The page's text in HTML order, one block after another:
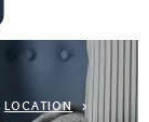
LOCATION